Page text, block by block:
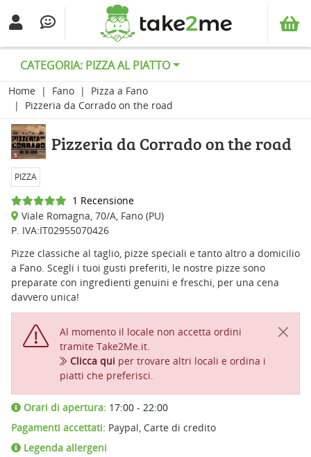
Home Fano
Pizza a Fano
Pizzeria da Corrado on the road
Pizzeria da Corrado on the road
PIZZA
1 Recensione
Viale Romagna, 70/A, Fano (PU)
P. IVA:IT02955070426
Pizze classiche al taglio, pizze speciali e tanto altro a domicilio
a Fano. Scegli i tuoi gusti preferiti, le nostre pizze sono
preparate con ingredienti genuini e freschi, per una cena
davvero unica!
Al momento il locale non accetta ordini
tramite Take2Me.it.
Clicca qui per trovare altri locali e ordina i
piatti che preferisci.
Orari di apertura: 17:00 - 22:00
Pagamenti accettati: Paypal, Carte di credito
Legenda allergeni
CATEGORIA: PIZZA AL PIATTO